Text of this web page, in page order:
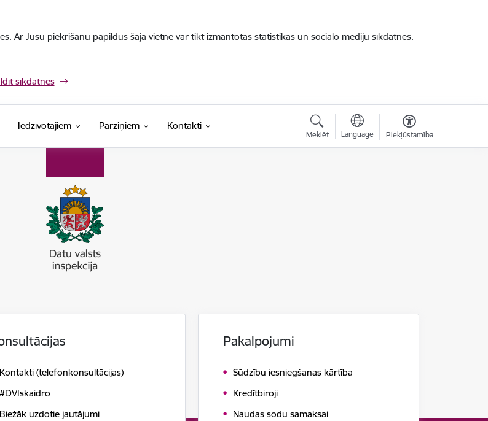
Ar Jūsu piekrišanu papildus šajā vietnē var tikt izmantotas statistikas un sociālo mediju sīkdatnes.
sīkdatnes
Iedzīvotājiem Pārziņiem Kontakti
Meklēt Language Piekļūstamība
Kontakti (telefonkonsultācijas)
#DVIskaidro
Biežāk uzdotie jautājumi
Pakalpojumi
Sūdzību iesniegšanas kārtība
Kredītbiroji
Naudas sodu samaksai